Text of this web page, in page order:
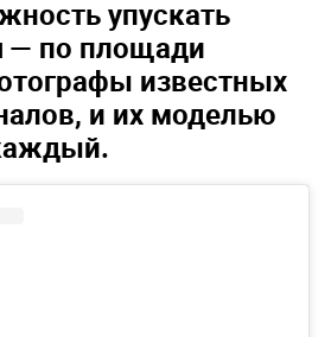
упускать
— по площади
известных
и их моделью